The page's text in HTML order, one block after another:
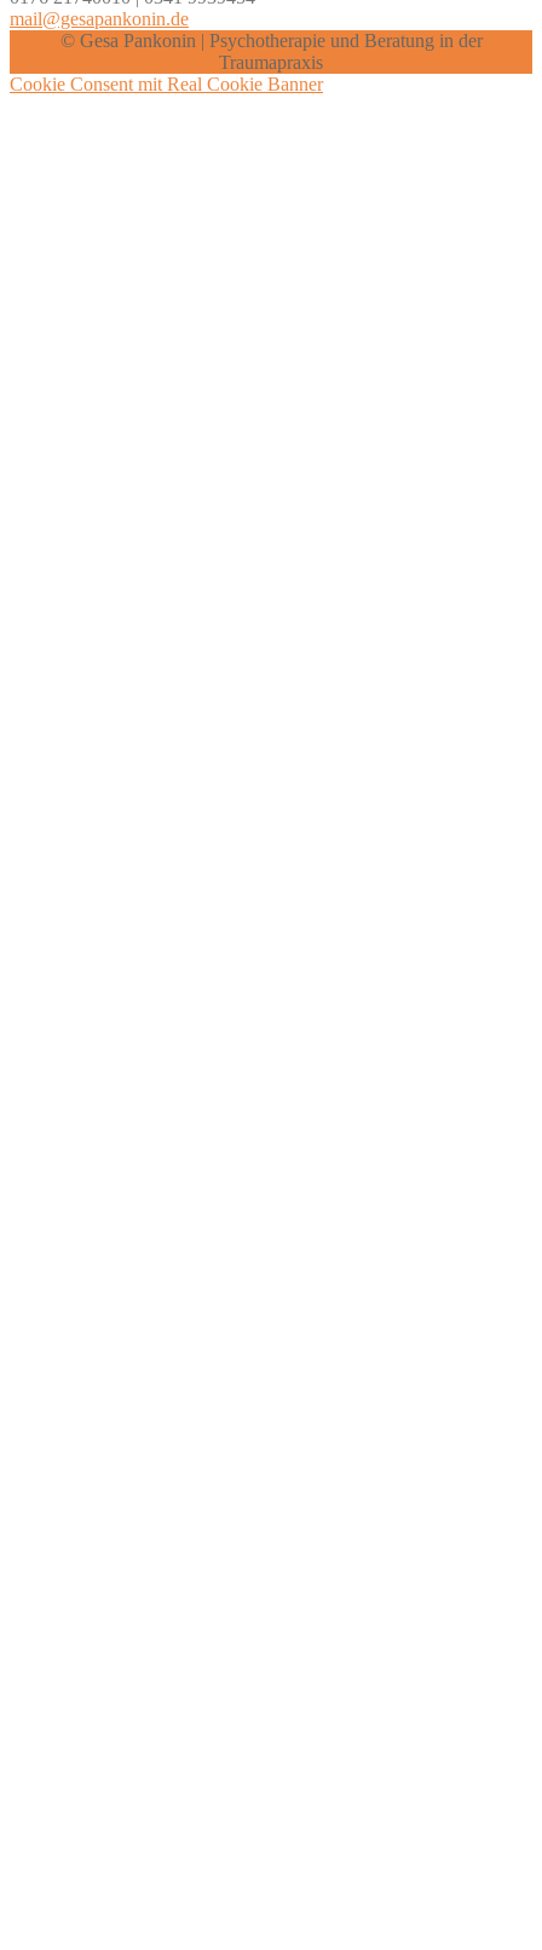
mail@gesapankonin.de
© Gesa Pankonin | Psychotherapie und Beratung in der
Traumapraxis
Cookie Consent mit Real Cookie Banner